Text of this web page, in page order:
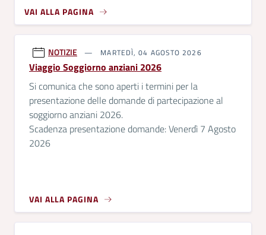
VAI ALLA PAGINA
NOTIZIE MARTEDÌ, 04 AGOSTO 2026
Viaggio Soggiorno anziani 2026
Si comunica che sono aperti i termini per la
presentazione delle domande di partecipazione al
soggiorno anziani 2026.
Scadenza presentazione domande: Venerdì 7 Agosto
2026
VAI ALLA PAGINA